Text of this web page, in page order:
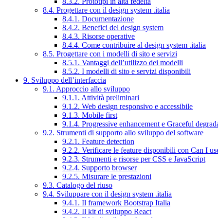
8.4. Progettare con il design system .italia
8.4.1. Documentazione
8.4.2. Benefici del design system
8.4.3. Risorse operative
8.4.4. Come contribuire al design system .italia
8.5. Progettare con i modelli di sito e servizi
8.5.1. Vantaggi dell’utilizzo dei modelli
8.5.2. I modelli di sito e servizi disponibili
9. Sviluppo dell’interfaccia
9.1. Approccio allo sviluppo
9.1.1. Attività preliminari
9.1.2. Web design responsivo e accessibile
9.1.3. Mobile first
9.1.4. Progressive enhancement e Graceful
9.2. Strumenti di supporto allo sviluppo del software
9.2.1. Feature detection
9.2.2. Verificare le feature disponibili con Can I
9.2.3. Strumenti e risorse per CSS e JavaScript
9.2.4. Supporto browser
9.2.5. Misurare le prestazioni
9.3. Catalogo del riuso
9.4. Sviluppare con il design system .italia
9.4.1. Il framework Bootstrap Italia
9.4.2. Il kit di sviluppo React